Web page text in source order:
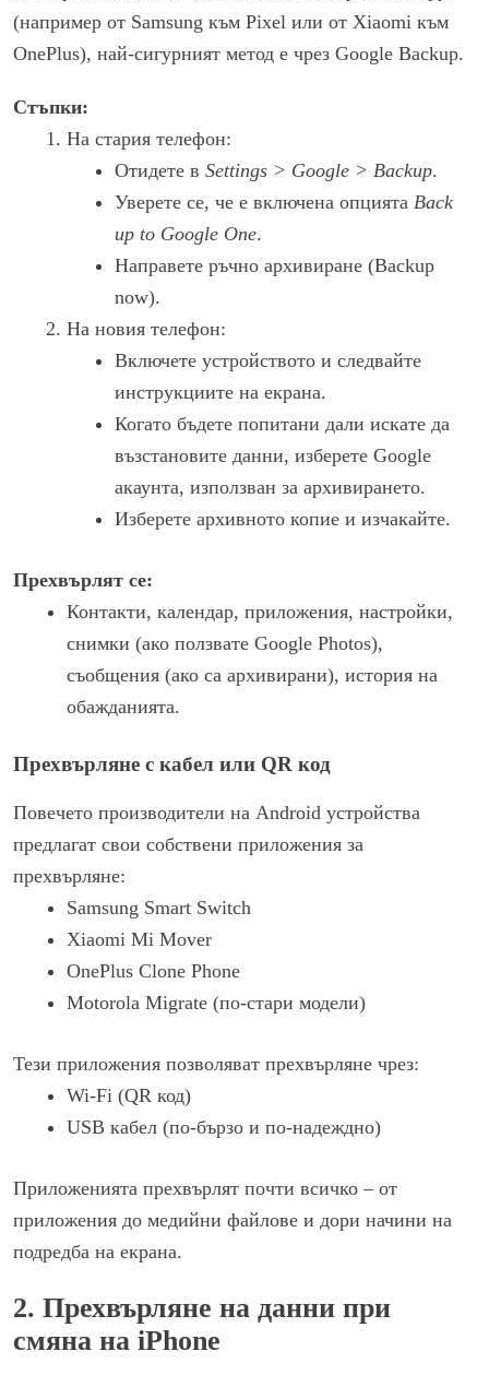
(например от Samsung към Pixel или от Xiaomi към
OnePlus), най-сигурният метод е чрез Google Backup.
Стъпки:
На стария телефон:
Отидете в Settings > Google > Backup.
Уверете се, че е включена опцията Back
up to Google One.
Направете ръчно архивиране (Backup
now).
На новия телефон:
Включете устройството и следвайте
инструкциите на екрана.
Когато бъдете попитани дали искате да
възстановите данни, изберете Google
акаунта, използван за архивирането.
Изберете архивното копие и изчакайте.
Прехвърлят се:
Контакти, календар, приложения, настройки,
снимки (ако ползвате Google Photos),
съобщения (ако са архивирани), история на
обажданията.
Прехвърляне с кабел или QR код
Повечето производители на Android устройства
предлагат свои собствени приложения за
прехвърляне:
Samsung Smart Switch
Xiaomi Mi Mover
OnePlus Clone Phone
Motorola Migrate (по-стари модели)
Тези приложения позволяват прехвърляне чрез:
Wi-Fi (QR код)
USB кабел (по-бързо и по-надеждно)
Приложенията прехвърлят почти всичко – от
приложения до медийни файлове и дори начини на
подредба на екрана.
2. Прехвърляне на данни при
смяна на iPhone